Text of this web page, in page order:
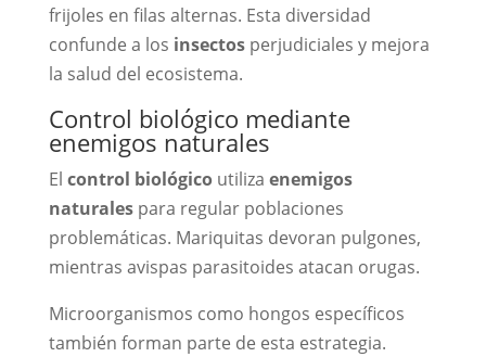
frijoles en filas alternas. Esta diversidad
confunde a los insectosperjudiciales y mejora
la salud del ecosistema.
Control biológico mediante
enemigos naturales
El control biológicoutiliza enemigos
naturalespara regular poblaciones
problemáticas. Mariquitas devoran pulgones,
mientras avispas parasitoides atacan orugas.
Microorganismos como hongos específicos
también forman parte de esta estrategia.